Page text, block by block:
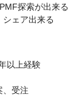
探索が出来る
ェア出来る
以上経験
受注